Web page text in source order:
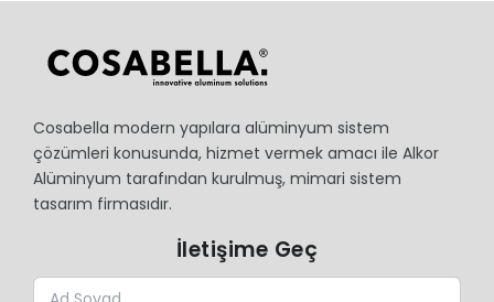
Cosabella modern yapılara alüminyum sistem
çözümleri konusunda, hizmet vermek amacı ile Alkor
Alüminyum tarafından kurulmuş, mimari sistem
tasarım firmasıdır.
İletişime Geç